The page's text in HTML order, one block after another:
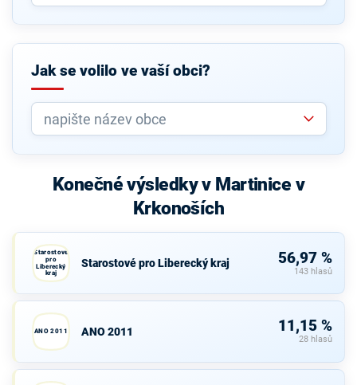
Jak se volilo ve vaší obci?
Konečné výsledky v Martinice v
Krkonoších
Starostové
pro
Liberecký
kraj
Starostové pro Liberecký kraj 56,97 %
143 hlasů
ANO 2011 ANO 2011 11,15 %
28 hlasů